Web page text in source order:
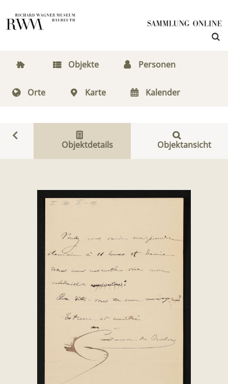
Objekte Personen
Orte Karte Kalender
Objektdetails Objektansicht